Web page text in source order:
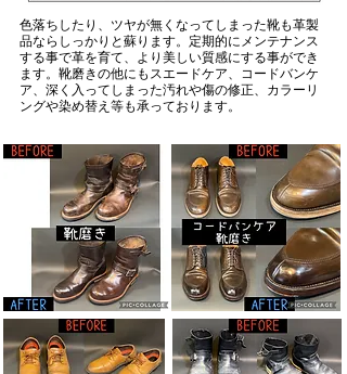
色落ちしたり、ツヤが無くなってしまった靴も革製
品ならしっかりと蘇ります。​定期的にメンテナンス
する事で革を育て、より美しい質感にする事ができ
ます。靴磨きの他にもスエードケア、コードバンケ
ア、深く入ってしまった汚れや傷の修正、カラーリ
ングや染め替え等も承っております。